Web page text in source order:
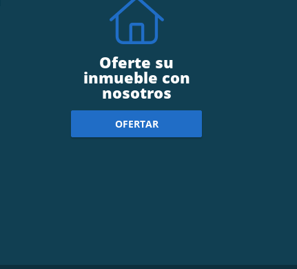
Oferte su
inmueble con
nosotros
OFERTAR